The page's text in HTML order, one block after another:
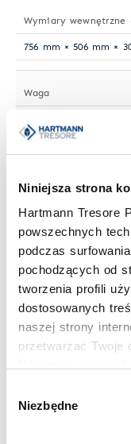
Niniejsza strona
Hartmann Tresore
powszechnych
podczas
pochodzących od
tworzenia profili
dostosowanych
naszej strony
przetwarzać Twoje
zgody
Niezbędne
Wymiary wewnętrzne
756 mm × 506 mm ×
Waga
IV
Limit wartości
do 400.000 €
Limit wartości
do 150.000 €
Zamek elektroniczny